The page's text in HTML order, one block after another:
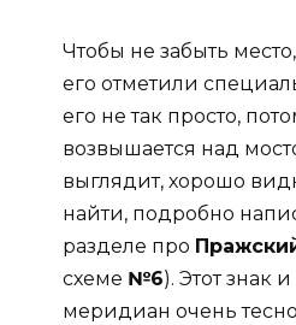
Чтобы не забыть
его отметили
его не так просто,
возвышается над
выглядит, хорошо
найти, подробно
разделе про
схеме №6). Этот знак
меридиан очень